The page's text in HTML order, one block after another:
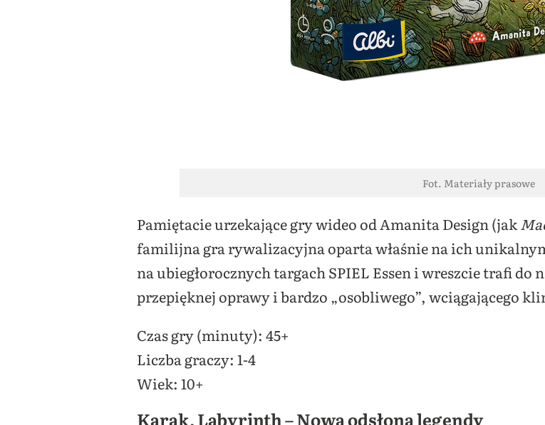
Fot. Materiały prasowe
Pamiętacie urzekające gry wideo od Amanita Design (jak
familijna gra rywalizacyjna oparta właśnie na ich
na ubiegłorocznych targach SPIEL Essen i wreszcie trafi do
przepięknej oprawy i bardzo „osobliwego”, wciągającego
Czas gry (minuty): 45+
Liczba graczy: 1-4
Wiek: 10+
Karak. Labyrinth – Nowa odsłona legendy